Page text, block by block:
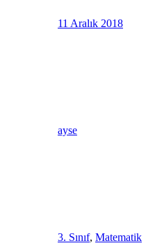
11 Aralık 2018
ayse
3. Sınıf, Matematik